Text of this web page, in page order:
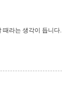
때라는 생각이 듭니다.